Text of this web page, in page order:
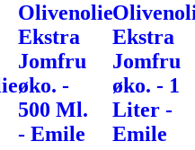
Olivenolie
Ekstra
Jomfru
øko. -
500 Ml.
- Emile
Ekstra
Jomfru
øko. - 1
Liter -
Emile